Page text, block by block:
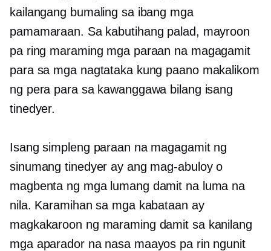
kailangang bumaling sa ibang mga
pamamaraan. Sa kabutihang palad, mayroon
pa ring maraming mga paraan na magagamit
para sa mga nagtataka kung paano makalikom
ng pera para sa kawanggawa bilang isang
tinedyer.
Isang simpleng paraan na magagamit ng
sinumang tinedyer ay ang mag-abuloy o
magbenta ng mga lumang damit na luma na
nila. Karamihan sa mga kabataan ay
magkakaroon ng maraming damit sa kanilang
mga aparador na nasa maayos pa rin ngunit